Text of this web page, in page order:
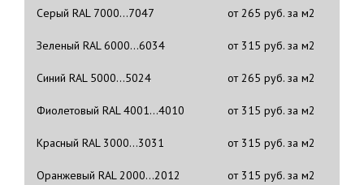
Серый RAL 7000…7047 от 265 руб. за м2
Зеленый RAL 6000…6034 от 315 руб. за м2
Синий RAL 5000…5024 от 265 руб. за м2
Фиолетовый RAL 4001…4010 от 315 руб. за м2
Красный RAL 3000…3031 от 315 руб. за м2
Оранжевый RAL 2000…2012 от 315 руб. за м2